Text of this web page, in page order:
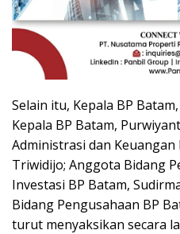
Selain itu, Kepala BP
Kepala BP Batam,
Administrasi dan Keuangan
Triwidijo; Anggota Bidang
Investasi BP Batam,
Bidang Pengusahaan BP
turut menyaksikan secara